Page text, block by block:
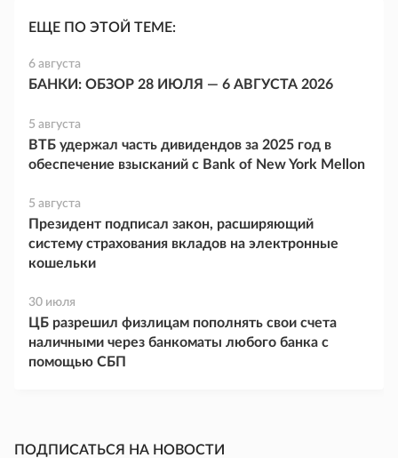
ЕЩЕ ПО ЭТОЙ ТЕМЕ:
6 августа
БАНКИ: ОБЗОР 28 ИЮЛЯ — 6 АВГУСТА 2026
5 августа
ВТБ удержал часть дивидендов за 2025 год в
обеспечение взысканий с Bank of New York Mellon
5 августа
Президент подписал закон, расширяющий
систему страхования вкладов на электронные
кошельки
30 июля
ЦБ разрешил физлицам пополнять свои счета
наличными через банкоматы любого банка с
помощью СБП
ПОДПИСАТЬСЯ НА НОВОСТИ